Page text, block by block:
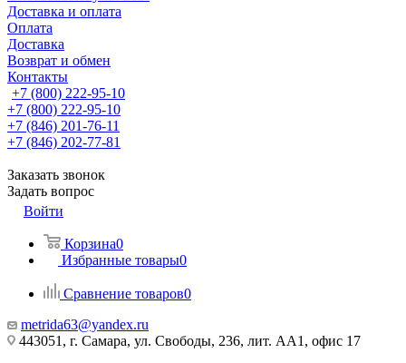
Доставка и оплата
Оплата
Доставка
Возврат и обмен
Контакты
+7 (800) 222-95-10
+7 (800) 222-95-10
+7 (846) 201-76-11
+7 (846) 202-77-81
Заказать звонок
Задать вопрос
Войти
Корзина0
Избранные товары0
Сравнение товаров0
metrida63@yandex.ru
443051, г. Самара, ул. Свободы, 236, лит. АА1, офис 17